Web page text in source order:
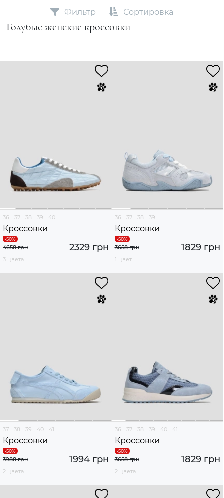
Голубые женские кроссовки
Фильтр Сортировка
36 37 38 39 40
Кроссовки
2329 грн
4658 грн
3 цвета
36 37 38 39
Кроссовки
1829 грн
3658 грн
1 цвет
37 38 39 40 41
Кроссовки
1994 грн
3988 грн
2 цвета
36 37 38 39 40 41
Кроссовки
1829 грн
3658 грн
2 цвета